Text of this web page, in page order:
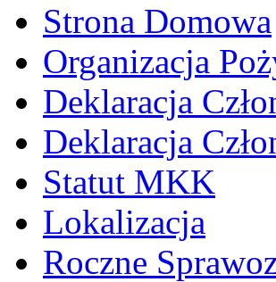
Strona Domowa
Organizacja
Deklaracja
Deklaracja
Statut MKK
Lokalizacja
Roczne